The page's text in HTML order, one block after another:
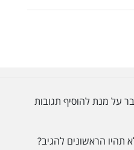
על מנת להוסיף תגובות
תהיו הראשונים להגיב?